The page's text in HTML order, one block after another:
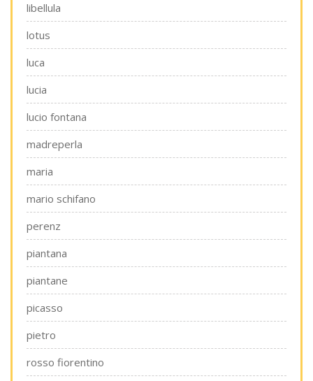
libellula
lotus
luca
lucia
lucio fontana
madreperla
maria
mario schifano
perenz
piantana
piantane
picasso
pietro
rosso fiorentino